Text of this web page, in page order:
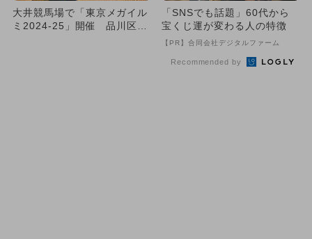
大井競馬場で「東京メガイル
ミ2024-25」開催 品川区・
「SNSでも話題」60代から
宝くじ運が変わる人の特徴
【PR】合同会社デジタルファーム
Recommended by